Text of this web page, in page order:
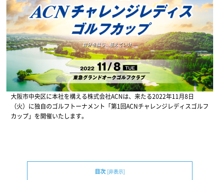
エアコンブログ
よくあるご質問
現地調査・お見積り無料
大阪市中央区に本社を構える株式会社ACNは、来たる2022年11月8日
（火）に独自のゴルフトーナメント「第1回ACNチャレンジレディスゴルフ
カップ」を開催いたします。
目次 [非表示]